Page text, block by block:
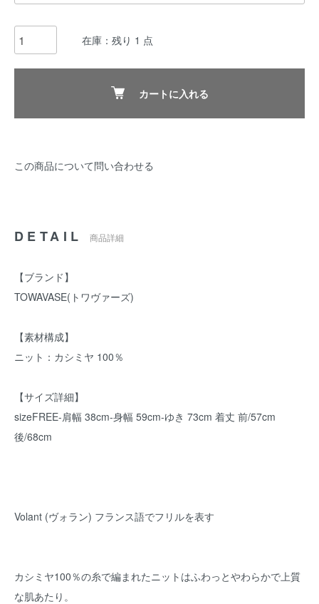
在庫：残り 1 点
カートに入れる
この商品について問い合わせる
DETAIL 商品詳細
【ブランド】
TOWAVASE(トワヴァーズ)
【素材構成】
ニット：カシミヤ 100％
【サイズ詳細】
sizeFREE-肩幅 38cm-身幅 59cm-ゆき 73cm 着丈 前/57cm
後/68cm
Volant (ヴォラン) フランス語でフリルを表す
カシミヤ100％の糸で編まれたニットはふわっとやわらかで上質
な肌あたり。